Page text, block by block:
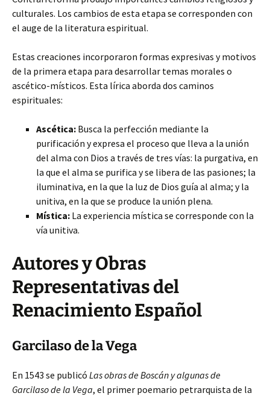
culturales. Los cambios de esta etapa se corresponden con
el auge de la literatura espiritual.
Estas creaciones incorporaron formas expresivas y motivos
de la primera etapa para desarrollar temas morales o
ascético-místicos. Esta lírica aborda dos caminos
espirituales:
Ascética: Busca la perfección mediante la
purificación y expresa el proceso que lleva a la unión
del alma con Dios a través de tres vías: la purgativa, en
la que el alma se purifica y se libera de las pasiones; la
iluminativa, en la que la luz de Dios guía al alma; y la
unitiva, en la que se produce la unión plena.
Mística: La experiencia mística se corresponde con la
vía unitiva.
Autores y Obras
Representativas del
Renacimiento Español
Garcilaso de la Vega
En 1543 se publicó Las obras de Boscán y algunas de
Garcilaso de la Vega, el primer poemario petrarquista de la